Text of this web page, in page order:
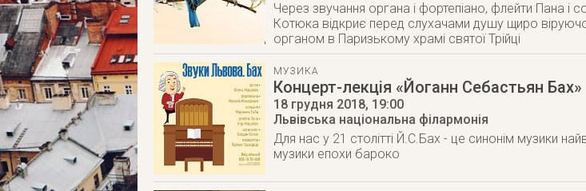
Через звучання органа і фортепіано, флейти Пана
Котюка відкриє перед слухачами душу щиро
органом в Паризькому храмі святої Трійці
МУЗИКА
Концерт-лекція «Йоганн Себастьян Бах»
18 грудня 2018, 19:00
Львівська національна філармонія
Для нас у 21 столітті Й.С.Бах - це синонім музики
музики епохи бароко